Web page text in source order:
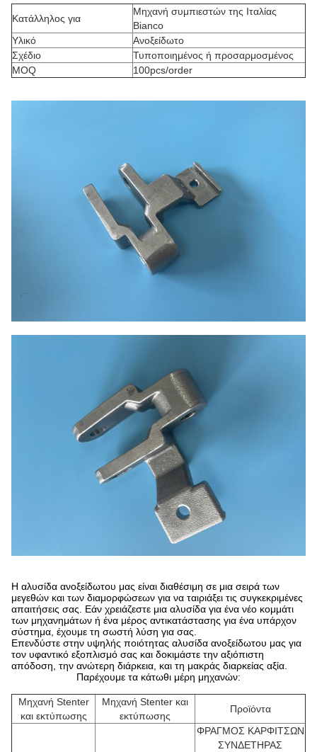
Κατάλληλος για
Μηχανή συμπιεστών της Ιταλίας
Bianco
Υλικό
Ανοξείδωτο
Σχέδιο
Τυποποιημένος ή προσαρμοσμένος
MOQ
100pcs/order
Η αλυσίδα ανοξείδωτου μας είναι διαθέσιμη σε μια σειρά των
μεγεθών και των διαμορφώσεων για να ταιριάξει τις συγκεκριμένες
απαιτήσεις σας. Εάν χρειάζεστε μια αλυσίδα για ένα νέο κομμάτι
των μηχανημάτων ή ένα μέρος αντικατάστασης για ένα υπάρχον
σύστημα, έχουμε τη σωστή λύση για σας.
Επενδύστε στην υψηλής ποιότητας αλυσίδα ανοξείδωτου μας για
τον υφαντικό εξοπλισμό σας και δοκιμάστε την αξιόπιστη
απόδοση, την ανώτερη διάρκεια, και τη μακράς διαρκείας αξία.
Παρέχουμε τα κάτωθι μέρη μηχανών:
Μηχανή Stenter
και εκτύπωσης
Μηχανή Stenter και
εκτύπωσης
Προϊόντα
ΦΡΑΓΜΟΣ ΚΑΡΦΙΤΣΩΝ
ΣΥΝΔΕΤΗΡΑΣ